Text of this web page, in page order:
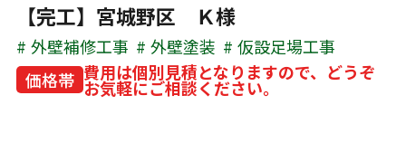
【完工】宮城野区 Ｋ様
外壁補修工事 外壁塗装
仮設足場工事
価格帯 費用は個別見積となりますので、どうぞ
お気軽にご相談ください。